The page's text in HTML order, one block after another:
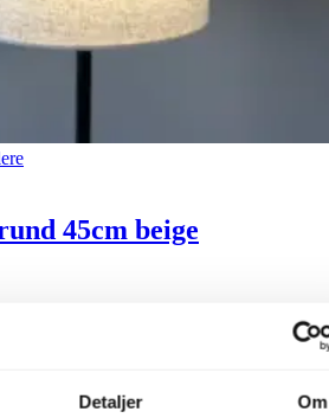
Detaljer Om
45cm beige